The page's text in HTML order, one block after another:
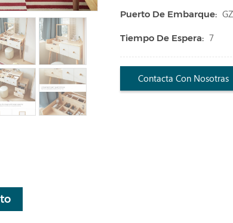
Puerto De Embarque: GZ
Tiempo De Espera: 7
Contacta Con Nosotras